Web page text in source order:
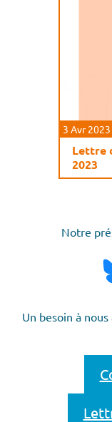
3 Avr 2023
Lettre
2023
Notre
Un besoin à